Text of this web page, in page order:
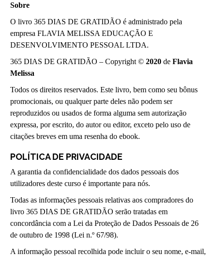
Sobre
O livro 365 DIAS DE GRATIDÃO é administrado pela
empresa FLAVIA MELISSA EDUCAÇÃO E
DESENVOLVIMENTO PESSOAL LTDA.
365 DIAS DE GRATIDÃO – Copyright © 2020de Flavia
Melissa
Todos os direitos reservados. Este livro, bem como seu bônus
promocionais, ou qualquer parte deles não podem ser
reproduzidos ou usados de forma alguma sem autorização
expressa, por escrito, do autor ou editor, exceto pelo uso de
citações breves em uma resenha do ebook.
POLÍTICA DE PRIVACIDADE
A garantia da confidencialidade dos dados pessoais dos
utilizadores deste curso é importante para nós.
Todas as informações pessoais relativas aos compradores do
livro 365 DIAS DE GRATIDÃO serão tratadas em
concordância com a Lei da Proteção de Dados Pessoais de 26
de outubro de 1998 (Lei n.º 67/98).
A informação pessoal recolhida pode incluir o seu nome, e-mail,